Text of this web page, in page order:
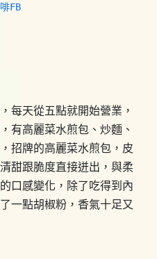
FB
每天從五點就開始營業，
有高麗菜水煎包、炒麵、
招牌的高麗菜水煎包，皮
甜跟脆度直接迸出，與柔
口感變化，除了吃得到內
一點胡椒粉，香氣十足又